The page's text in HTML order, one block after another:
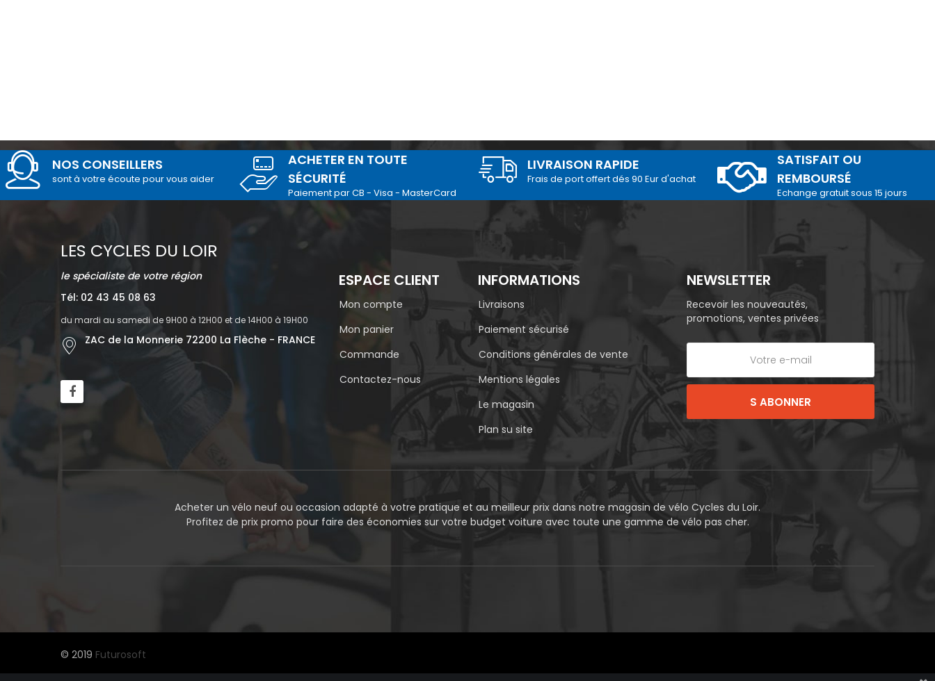
NOS CONSEILLERS
sont à votre écoute pour vous aider
ACHETER EN TOUTE
SÉCURITÉ
Paiement par CB - Visa - MasterCard
LIVRAISON RAPIDE
Frais de port offert dés 90 Eur d'achat
SATISFAIT OU
REMBOURSÉ
Echange gratuit sous 15 jours
LES CYCLES DU LOIR
le spécialiste de votre région
Tél: 02 43 45 08 63
du mardi au samedi de 9H00 à 12H00 et de 14H00 à 19H00
ZAC de la Monnerie 72200 La Flèche - FRANCE
ESPACE CLIENT
Mon compte
Mon panier
Commande
Contactez-nous
INFORMATIONS
Livraisons
Paiement sécurisé
Conditions générales de vente
Mentions légales
Le magasin
Plan su site
NEWSLETTER
Recevoir les nouveautés,
promotions, ventes privées
S ABONNER
Acheter un vélo neuf ou occasion adapté à votre pratique et au meilleur prix dans notre magasin de vélo Cycles du Loir.
Profitez de prix promo pour faire des économies sur votre budget voiture avec toute une gamme de vélo pas cher.
© 2019 Futurosoft